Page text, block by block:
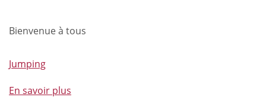
Bienvenue à tous
Jumping
En savoir plus